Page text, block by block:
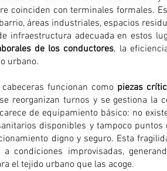
coinciden con terminales formales.
áreas industriales, espacios
infraestructura adecuada en estos
de los conductores, la
urbano.
funcionan como piezas
reorganizan turnos y se gestiona la
de equipamiento básico: no
disponibles y tampoco
digno y seguro. Esta
a condiciones improvisadas,
el tejido urbano que las acoge.